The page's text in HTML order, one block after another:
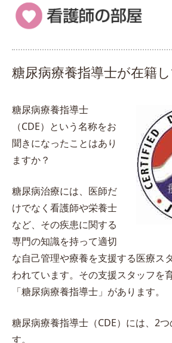
糖尿病療養指導士が在籍
糖尿病療養指導士
（CDE）という名称をお
聞きになったことはあり
ますか？
糖尿病治療には、医師だ
けでなく看護師や栄養士
など、その疾患に関する
専門の知識を持って適切
な自己管理や療養を支援する医療ス
われています。その支援スタッフを
「糖尿病療養指導士」があります。
糖尿病療養指導士（CDE）には、2
す。